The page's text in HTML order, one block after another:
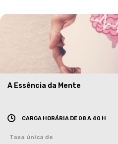
A Essência da Mente
CARGA HORÁRIA DE 08 A 40 H
Taxa única de